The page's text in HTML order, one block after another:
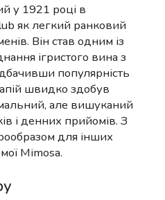
у 1921 році в
як легкий ранковий
Він став одним із
ігристого вина з
популярність
швидко здобув
але вишуканий
і денних прийомів. З
для інших
Mimosa.